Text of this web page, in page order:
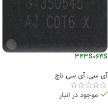
343S064S
آی سی,آی سی تاچ
موجود در انبار